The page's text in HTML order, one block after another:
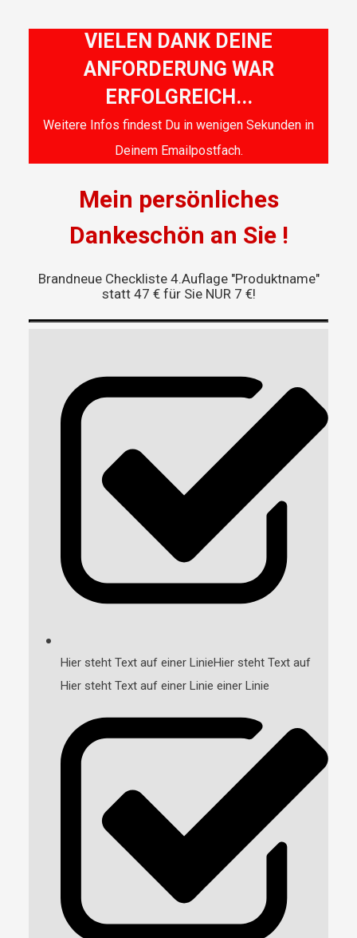
VIELEN DANK DEINE
ANFORDERUNG WAR
ERFOLGREICH...
Weitere Infos findest Du in wenigen Sekunden in
Deinem Emailpostfach.
M​ein persönliches
Dankeschön an Sie !
Brandneue Checkliste 4.Auflage "Produktname"
statt 47 € für Sie NUR 7 €!
Hier steht Text auf einer LinieHier steht Text auf
Hier steht Text auf einer Linie einer Linie